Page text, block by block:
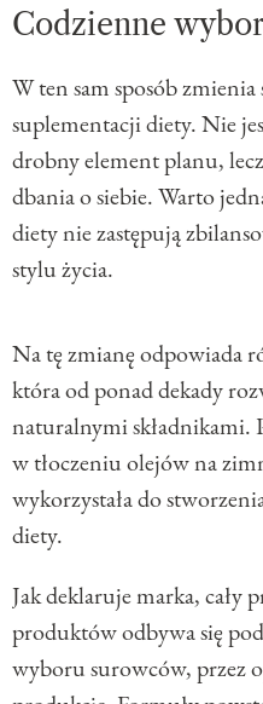
Codzienne
W ten sam sposób zmienia
suplementacji diety. Nie
drobny element planu,
dbania o siebie. Warto
diety nie zastępują
stylu życia.
Na tę zmianę odpowiada
która od ponad dekady
naturalnymi składnikami.
w tłoczeniu olejów na
wykorzystała do
diety.
Jak deklaruje marka, cały
produktów odbywa się
wyboru surowców, przez